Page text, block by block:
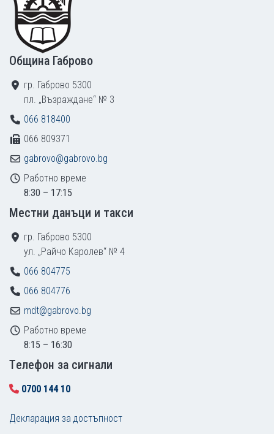
Община Габрово
гр. Габрово 5300
пл. „Възраждане“ № 3
066 818400
066 809371
gabrovo@gabrovo.bg
Работно време
8:30 – 17:15
Местни данъци и такси
гр. Габрово 5300
ул. „Райчо Каролев“ № 4
066 804775
066 804776
mdt@gabrovo.bg
Работно време
8:15 – 16:30
Tелефон за сигнали
0700 144 10
Декларация за достъпност